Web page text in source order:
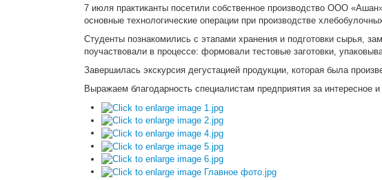
7 июля практиканты посетили собственное производство ООО
основные технологические операции при производстве
Студенты познакомились с этапами хранения и подготовки сырья,
поучаствовали в процессе: формовали тестовые заготовки,
Завершилась экскурсия дегустацией продукции, которая была
Выражаем благодарность специалистам предприятия за интересное